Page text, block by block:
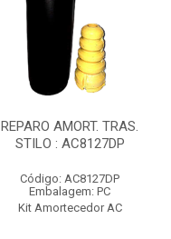
REPARO AMORT. TRAS.
STILO : AC8127DP
Código: AC8127DP
Embalagem: PC
Kit Amortecedor AC